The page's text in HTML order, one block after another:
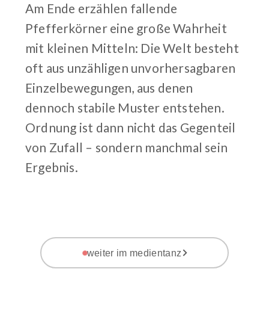
Am Ende erzählen fallende
Pfefferkörner eine große Wahrheit
mit kleinen Mitteln: Die Welt besteht
oft aus unzähligen unvorhersagbaren
Einzelbewegungen, aus denen
dennoch stabile Muster entstehen.
Ordnung ist dann nicht das Gegenteil
von Zufall – sondern manchmal sein
Ergebnis.
weiter im medientanz